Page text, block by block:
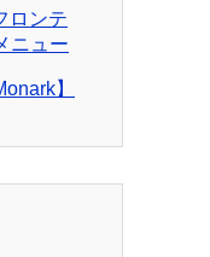
ロンテ
ニュー
】